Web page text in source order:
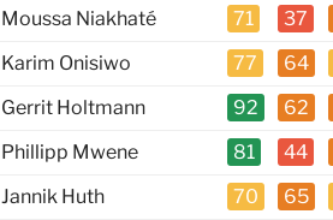
Moussa Niakhaté 71 37
Karim Onisiwo 77 64
Gerrit Holtmann 92 62
Phillipp Mwene 81 44
Jannik Huth 70 65